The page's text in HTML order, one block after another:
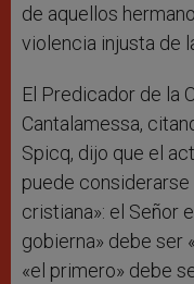
de aquellos
violencia injusta de
El Predicador de la
Cantalamessa,
Spicq, dijo que el
puede
cristiana»: el Señor
gobierna» debe ser
«el primero» debe